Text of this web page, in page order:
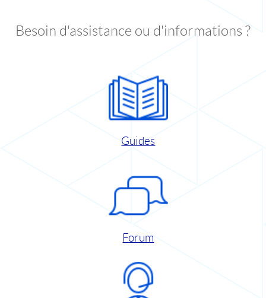
Besoin d'assistance ou d'informations ?
Guides
Forum